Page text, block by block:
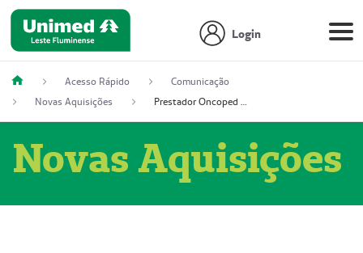
Login
Acesso Rápido
Comunicação
Novas Aquisições
Prestador Oncoped Serviços Médicos (51004335-0)
Novas Aquisições